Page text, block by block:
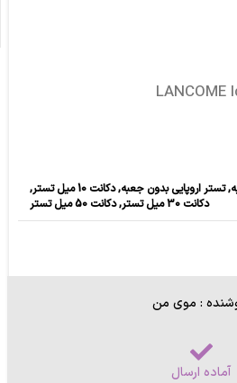
,تستر اروپایی بدون جعبه,دکانت 10 میل تستر
,
دکانت 30 میل تستر
,دکانت 50 میل تستر
: موی من
آماده ارسال